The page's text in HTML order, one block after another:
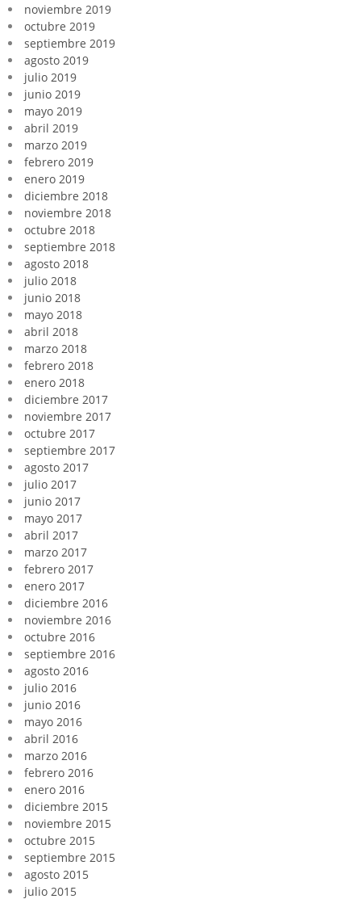
noviembre 2019
octubre 2019
septiembre 2019
agosto 2019
julio 2019
junio 2019
mayo 2019
abril 2019
marzo 2019
febrero 2019
enero 2019
diciembre 2018
noviembre 2018
octubre 2018
septiembre 2018
agosto 2018
julio 2018
junio 2018
mayo 2018
abril 2018
marzo 2018
febrero 2018
enero 2018
diciembre 2017
noviembre 2017
octubre 2017
septiembre 2017
agosto 2017
julio 2017
junio 2017
mayo 2017
abril 2017
marzo 2017
febrero 2017
enero 2017
diciembre 2016
noviembre 2016
octubre 2016
septiembre 2016
agosto 2016
julio 2016
junio 2016
mayo 2016
abril 2016
marzo 2016
febrero 2016
enero 2016
diciembre 2015
noviembre 2015
octubre 2015
septiembre 2015
agosto 2015
julio 2015